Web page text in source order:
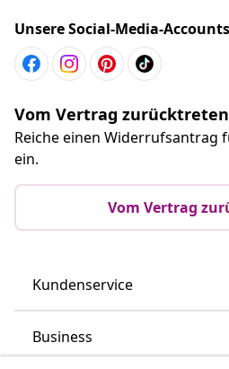
Unsere Social-Media-Accounts
Vom Vertrag zurücktreten
Reiche einen Widerrufsantrag
ein.
Vom Vertrag
Kundenservice
Business